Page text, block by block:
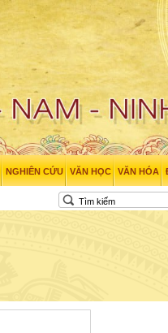
NGHIÊN CỨU VĂN HỌC VĂN HÓA